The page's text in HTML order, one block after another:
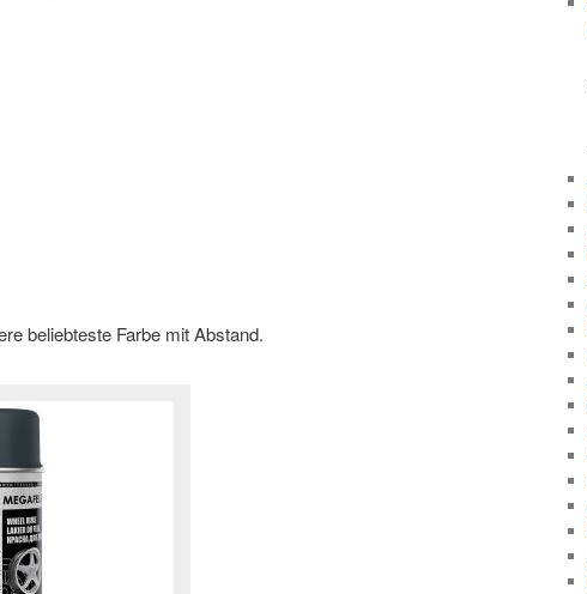
beliebteste Farbe mit Abstand.